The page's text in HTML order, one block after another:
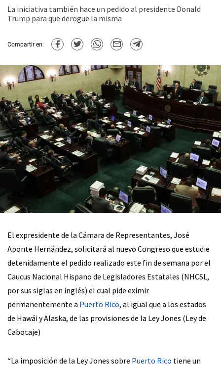
La iniciativa también hace un pedido al presidente Donald
Trump para que derogue la misma
Compartir en:
El expresidente de la Cámara de Representantes, José
Aponte Hernández, solicitará al nuevo Congreso que estudie
detenidamente el pedido realizado este fin de semana por el
Caucus Nacional Hispano de Legisladores Estatales (NHCSL,
por sus siglas en inglés) el cual pide eximir
permanentemente a Puerto Rico, al igual que a los estados
de Hawái y Alaska, de las provisiones de la Ley Jones (Ley de
Cabotaje)
“La imposición de la Ley Jones sobre Puerto Rico tiene un